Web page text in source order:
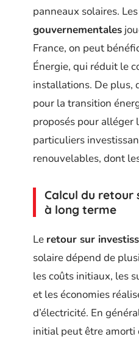
panneaux solaires. Les
gouvernementales
France, on peut
Énergie, qui réduit le
installations. De plus,
pour la transition
proposés pour alléger
particuliers
renouvelables, dont
Calcul du retour
à long terme
Le retour sur
solaire dépend de
les coûts initiaux, les
et les économies
d’électricité. En
initial peut être amorti